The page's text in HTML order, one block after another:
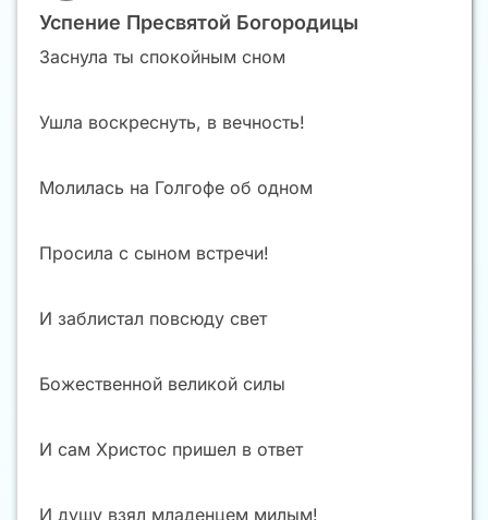
Успение Пресвятой Богородицы
Заснула ты спокойным сном
Ушла воскреснуть, в вечность!
Молилась на Голгофе об одном
Просила с сыном встречи!
И заблистал повсюду свет
Божественной великой силы
И сам Христос пришел в ответ
И душу взял младенцем милым!